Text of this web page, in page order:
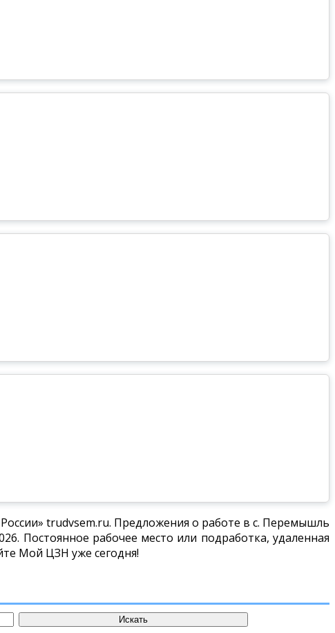
trudvsem.ru. Предложения о работе в с. Перемышль
Постоянное рабочее место или подработка, удаленная
Мой ЦЗН уже сегодня!